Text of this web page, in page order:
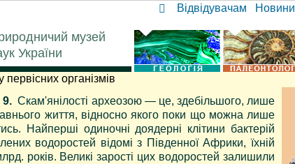
Відвідувачам Новини
музей
України
первісних організмів
9. Скам'янілості археозою — це, здебільшого, лише
життя, відносно якого поки що можна лише
Найперші одиночні доядерні клітини бактерій
водоростей відомі з Південної Африки, їхній
років. Великі зарості цих водоростей залишили